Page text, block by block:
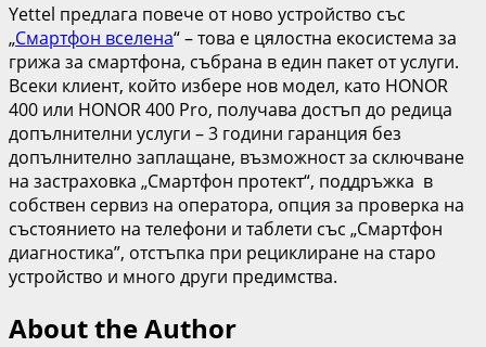
Yettel предлага повече от ново устройство със
„Смартфон вселена“ – това е цялостна екосистема за
грижа за смартфона, събрана в един пакет от услуги.
Всеки клиент, който избере нов модел, като HONOR
400 или HONOR 400 Pro, получава достъп до редица
допълнителни услуги – 3 години гаранция без
допълнително заплащане, възможност за сключване
на застраховка „Смартфон протект“, поддръжка в
собствен сервиз на оператора, опция за проверка на
състоянието на телефони и таблети със „Смартфон
диагностика”, отстъпка при рециклиране на старо
устройство и много други предимства.
About the Author